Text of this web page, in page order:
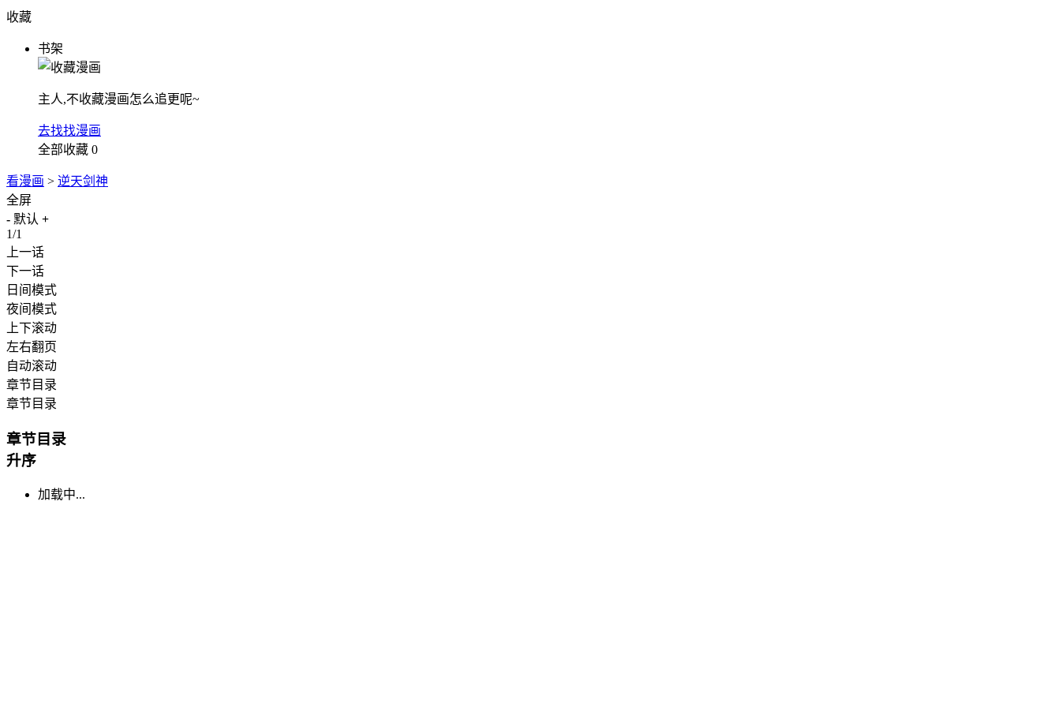
收藏
书架
主人,不收藏漫画怎么追更呢~
去找找漫画
全部收藏 0
看漫画 > 逆天剑神
全屏
- 默认 +
1/1
上一话
下一话
日间模式
夜间模式
上下滚动
左右翻页
自动滚动
章节目录
章节目录
章节目录
升序
加载中...